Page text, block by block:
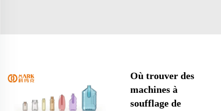
Où trouver des
machines à
soufflage de